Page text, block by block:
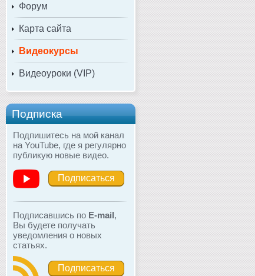
Форум
Карта сайта
Видеокурсы
Видеоуроки (VIP)
Подписка
Подпишитесь на мой канал
на YouTube, где я регулярно
публикую новые видео.
Подписаться
Подписавшись по E-mail,
Вы будете получать
уведомления о новых
статьях.
Подписаться